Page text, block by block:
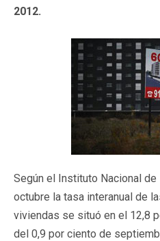
2012.
Según el Instituto Nacional de
octubre la tasa interanual de
viviendas se situó en el 12,8
del 0,9 por ciento de